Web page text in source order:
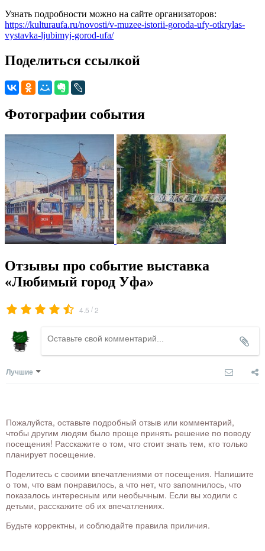
Узнать подробности можно на сайте организаторов:
https://kulturaufa.ru/novosti/v-muzee-istorii-goroda-ufy-otkrylas-
vystavka-ljubimyj-gorod-ufa/
Поделиться ссылкой
Фотографии события
Отзывы про событие выставка
«Любимый город Уфа»
4.5 /2
Лучшие
Пожалуйста, оставьте подробный отзыв или комментарий,
чтобы другим людям было проще принять решение по поводу
посещения! Расскажите о том, что стоит знать тем, кто только
планирует посещение.
Поделитесь с своими впечатлениями от посещения. Напишите
о том, что вам понравилось, а что нет, что запомнилось, что
показалось интересным или необычным. Если вы ходили с
детьми, расскажите об их впечатлениях.
Будьте корректны, и соблюдайте правила приличия.